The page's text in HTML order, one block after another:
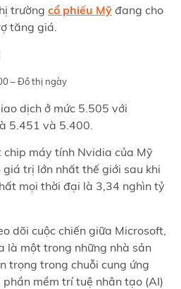
trường cổ phiếu Mỹ đang cho
tăng giá.
– Đồ thị ngày
dịch ở mức 5.505 với
5.451 và 5.400.
máy tính Nvidia của Mỹ
trị lớn nhất thế giới sau khi
mọi thời đại là 3,34 nghìn tỷ
dõi cuộc chiến giữa Microsoft,
là một trong những nhà sản
trọng trong chuỗi cung ứng
mềm trí tuệ nhân tạo (AI)